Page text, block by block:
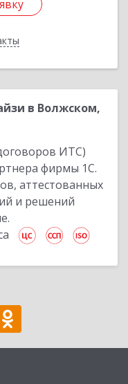
в Волжском,
ИТС)
фирмы 1С.
аттестованных
и решений